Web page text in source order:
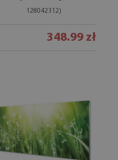
128042312)
348.99 zł